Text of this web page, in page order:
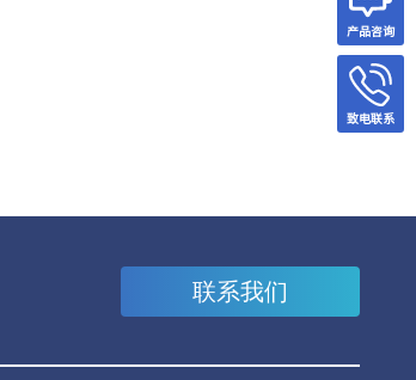
产品咨询
致电联系
联系我们